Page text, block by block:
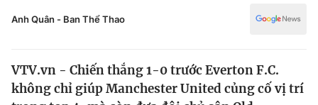
Chân dung
Anh Quân - Ban Thể Thao
VTV.vn - Chiến thắng 1-0 trước Everton F.C.
không chỉ giúp Manchester United củng cố vị trí